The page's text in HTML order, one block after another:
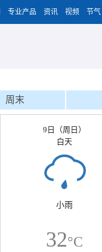
专业产品 资讯 视频 节气
周末
9日（周日）
白天
小雨
32°C